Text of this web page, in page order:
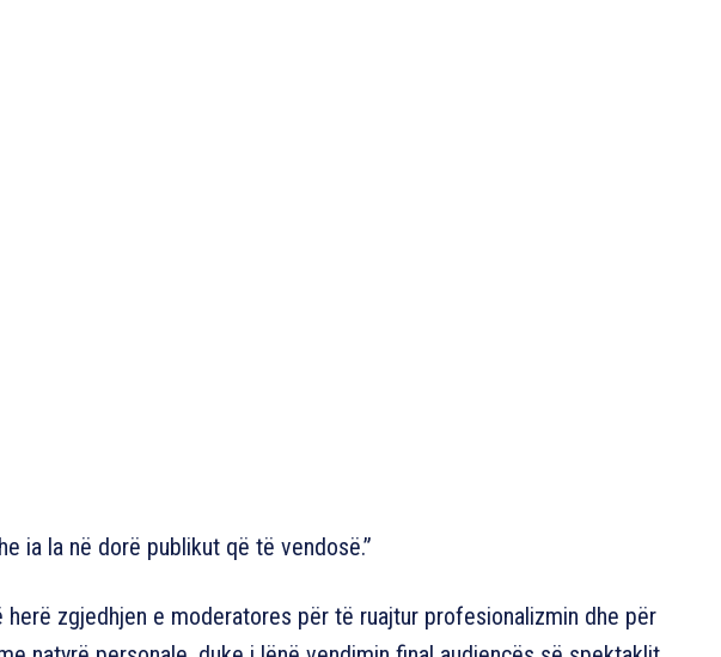
ia la në dorë publikut që të vendosë.”
herë zgjedhjen e moderatores për të ruajtur profesionalizmin dhe për